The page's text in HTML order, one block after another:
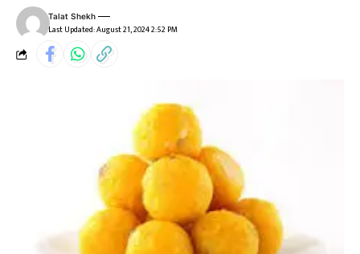
Last Updated: August 21, 2024 2:52 PM
Talat Shekh